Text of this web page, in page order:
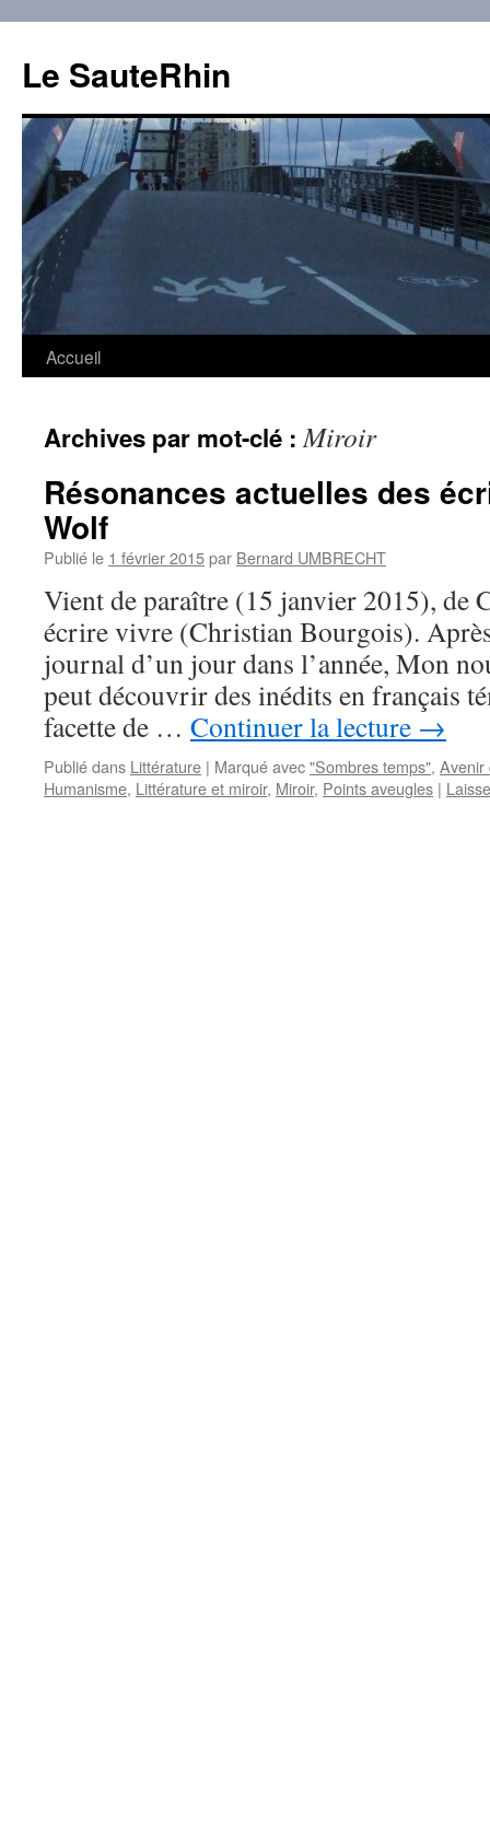
contenu
Le SauteRhin
Accueil
Archives par mot-clé :Miroir
Résonances actuelles des
Wolf
Publié le 1 février 2015par Bernard UMBRECHT
Vient de paraître (15 janvier 2015), de
écrire vivre (Christian Bourgois).
journal d’un jour dans l’année, Mon
peut découvrir des inédits en français
facette de … Continuer la lecture →
Publié dans Littérature | Marqué avec"Sombres temps", Avenir
Humanisme, Littérature et miroir, Miroir, Points aveugles |